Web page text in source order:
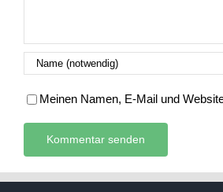
Meinen Namen, E-Mail und